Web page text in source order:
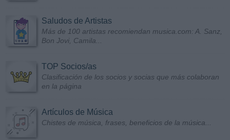
Saludos de Artistas
Más de 100 artistas recomiendan musica.com: A. Sanz,
Bon Jovi, Camila...
TOP Socios/as
Clasificación de los socios y socias que más colaboran
en la página
Artículos de Música
Chistes de música, frases, beneficios de la música...